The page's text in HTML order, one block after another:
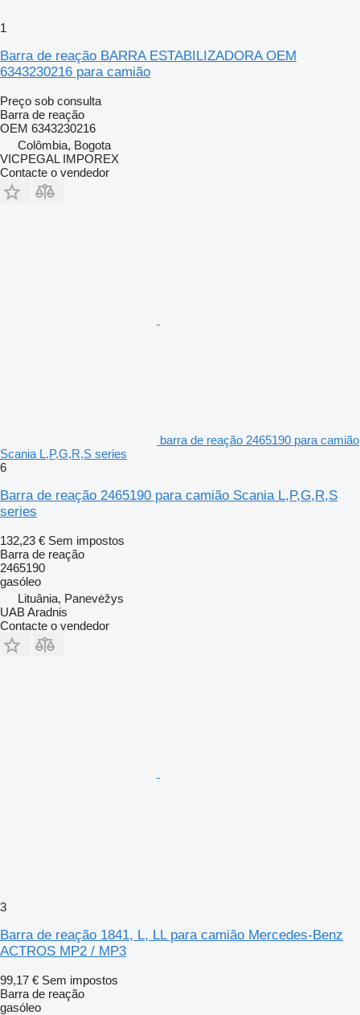
1
Barra de reação BARRA ESTABILIZADORA OEM
6343230216 para camião
Preço sob consulta
Barra de reação
OEM 6343230216
Colômbia, Bogota
VICPEGAL IMPOREX
Contacte o vendedor
barra de reação 2465190 para camião
Scania L,P,G,R,S series
6
Barra de reação 2465190 para camião Scania L,P,G,R,S
series
132,23 € Sem impostos
Barra de reação
2465190
gasóleo
Lituânia, Panevėžys
UAB Aradnis
Contacte o vendedor
3
Barra de reação 1841, L, LL para camião Mercedes-Benz
ACTROS MP2 / MP3
99,17 € Sem impostos
Barra de reação
gasóleo